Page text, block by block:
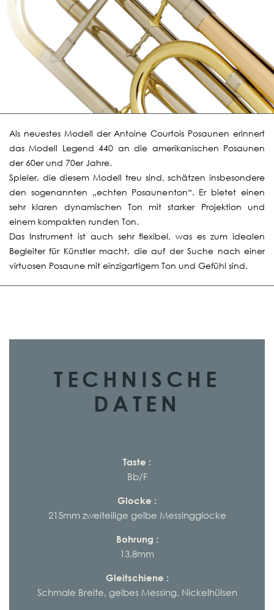
Als neuestes Modell der Antoine Courtois Posaunen erinnert
das Modell Legend 440 an die amerikanischen Posaunen
der 60er und 70er Jahre.
Spieler, die diesem Modell treu sind, schätzen insbesondere
den sogenannten „echten Posaunenton“. Er bietet einen
sehr klaren dynamischen Ton mit starker Projektion und
einem kompakten runden Ton.
Das Instrument ist auch sehr flexibel, was es zum idealen
Begleiter für Künstler macht, die auf der Suche nach einer
virtuosen Posaune mit einzigartigem Ton und Gefühl sind.
TECHNISCHE
DATEN
Taste :
Bb/F
Glocke :
215mm zweiteilige gelbe Messingglocke
Bohrung :
13,8mm
Gleitschiene :
Schmale Breite, gelbes Messing, Nickelhülsen